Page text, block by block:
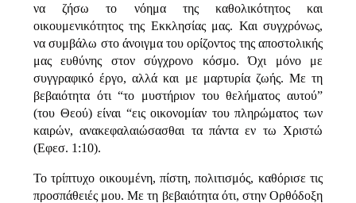
να ζήσω το νόημα της καθολικότητος και
οικουμενικότητος της Εκκλησίας μας. Και συγχρόνως,
να συμβάλω στο άνοιγμα του ορίζοντος της αποστολικής
μας ευθύνης στον σύγχρονο κόσμο. Όχι μόνο με
συγγραφικό έργο, αλλά και με μαρτυρία ζωής. Με τη
βεβαιότητα ότι “το μυστήριον του θελήματος αυτού”
(του Θεού) είναι “εις οικονομίαν του πληρώματος των
καιρών, ανακεφαλαιώσασθαι τα πάντα εν τω Χριστώ
(Εφεσ. 1:10).
Το τρίπτυχο οικουμένη, πίστη, πολιτισμός, καθόρισε τις
προσπάθειές μου. Με τη βεβαιότητα ότι, στην Ορθόδοξη